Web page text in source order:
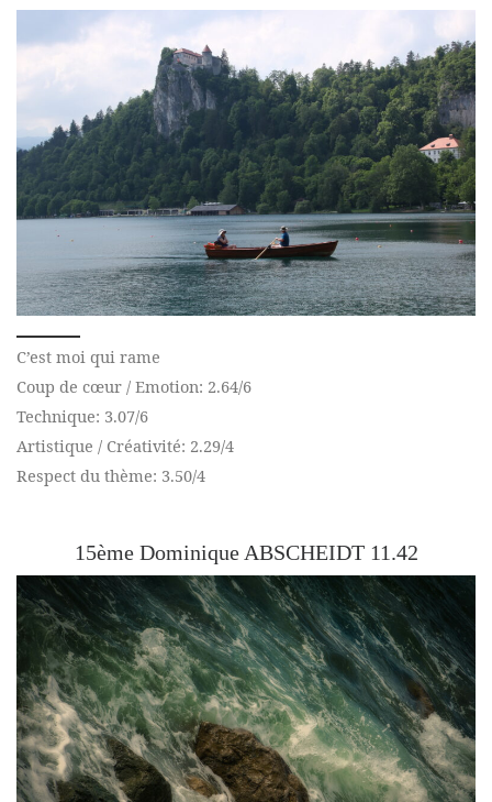
C’est moi qui rame
Coup de cœur / Emotion: 2.64/6
Technique: 3.07/6
Artistique / Créativité: 2.29/4
Respect du thème: 3.50/4
15ème Dominique ABSCHEIDT 11.42